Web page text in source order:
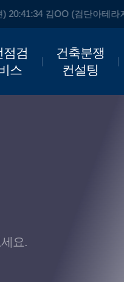
김OO (검단아테라자
점검
스
건축분쟁
컨설팅
요.